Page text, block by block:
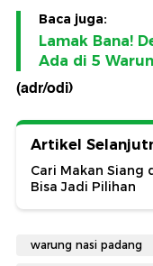
Baca juga:
Lamak Bana!
Ada di 5
(adr/odi)
Artikel
Cari Makan Siang
Bisa Jadi Pilihan
warung nasi padang